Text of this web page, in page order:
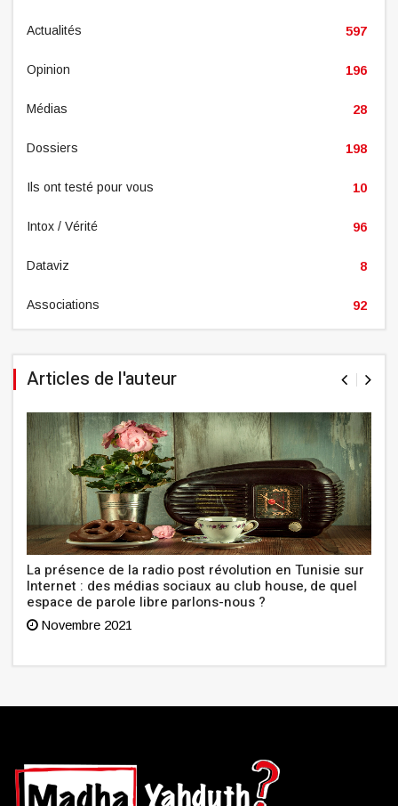
Actualités 597
Opinion 196
Médias 28
Dossiers 198
Ils ont testé pour vous 10
Intox / Vérité 96
Dataviz 8
Associations 92
Articles de l'auteur
La présence de la radio post révolution en Tunisie sur
Internet : des médias sociaux au club house, de quel
espace de parole libre parlons-nous ?
Novembre 2021